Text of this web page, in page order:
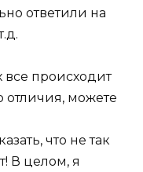
ответили на
все происходит
отличия, можете
что не так
В целом, я